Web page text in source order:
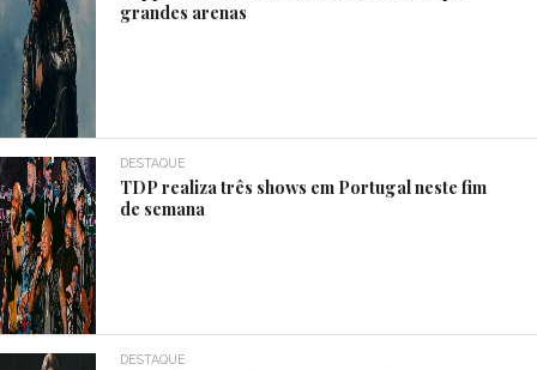
grandes arenas
DESTAQUE
TDP realiza três shows em Portugal neste fim
de semana
DESTAQUE